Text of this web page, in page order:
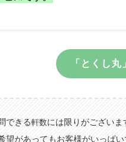
「とくし
できる軒数には限りがございま
望があってもお客様がいっぱ